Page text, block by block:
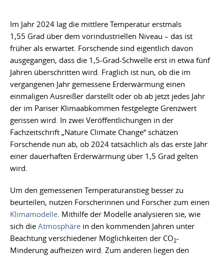
Im Jahr 2024 lag die mittlere Temperatur erstmals
1,55 Grad über dem vorindustriellen Niveau – das ist
früher als erwartet. Forschende sind eigentlich davon
ausgegangen, dass die 1,5-Grad-Schwelle erst in etwa fünf
Jahren überschritten wird. Fraglich ist nun, ob die im
vergangenen Jahr gemessene Erderwärmung einen
einmaligen Ausreißer darstellt oder ob ab jetzt jedes Jahr
der im Pariser Klimaabkommen festgelegte Grenzwert
gerissen wird. In zwei Veröffentlichungen in der
Fachzeitschrift „Nature Climate Change“ schätzen
Forschende nun ab, ob 2024 tatsächlich als das erste Jahr
einer dauerhaften Erderwärmung über 1,5 Grad gelten
wird.
Um den gemessenen Temperaturanstieg besser zu
beurteilen, nutzen Forscherinnen und Forscher zum einen
Klimamodelle . Mithilfe der Modelle analysieren sie, wie
sich die Atmosphäre in den kommenden Jahren unter
Beachtung verschiedener Möglichkeiten der CO2-
Minderung aufheizen wird. Zum anderen liegen den